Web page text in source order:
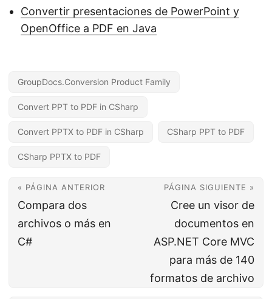
Convertir presentaciones de PowerPoint y
OpenOffice a PDF en Java
GroupDocs.Conversion Product Family
Convert PPT to PDF in CSharp
Convert PPTX to PDF in CSharp CSharp PPT to PDF
CSharp PPTX to PDF
« PÁGINA ANTERIOR
Compara dos
archivos o más en
C#
PÁGINA SIGUIENTE »
Cree un visor de
documentos en
ASP.NET Core MVC
para más de 140
formatos de archivo